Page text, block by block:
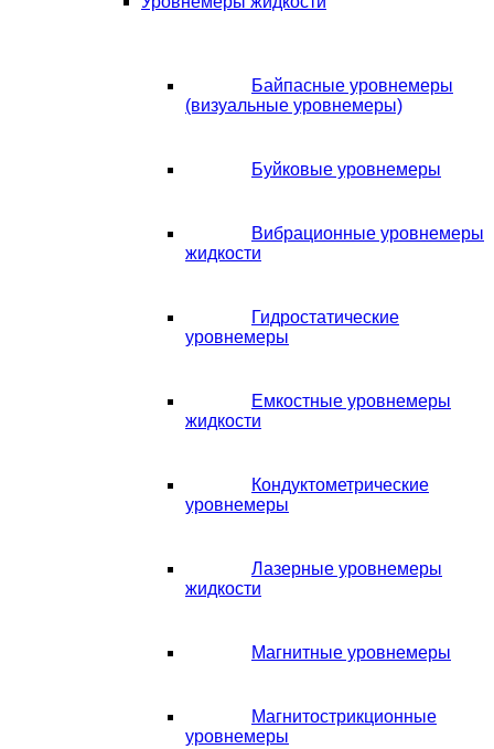
Байпасные уровнемеры
(визуальные уровнемеры)
Буйковые уровнемеры
Вибрационные уровнемеры
жидкости
Гидростатические
уровнемеры
Емкостные уровнемеры
жидкости
Кондуктометрические
уровнемеры
Лазерные уровнемеры
жидкости
Магнитные уровнемеры
Магнитострикционные
уровнемеры